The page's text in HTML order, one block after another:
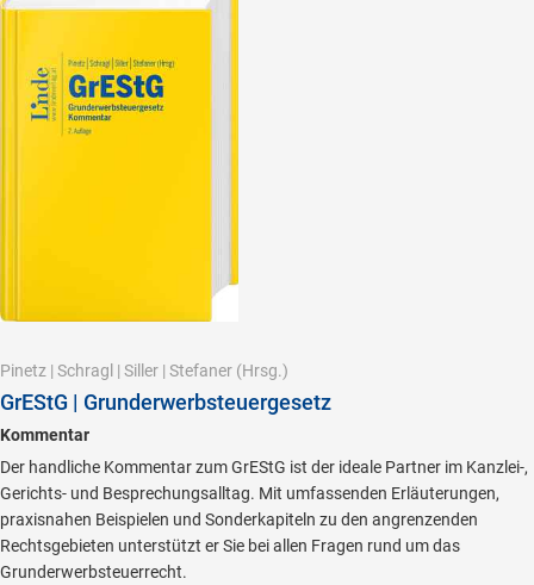
Pinetz | Schragl | Siller | Stefaner (Hrsg.)
GrEStG | Grunderwerbsteuergesetz
Kommentar
Der handliche Kommentar zum GrEStG ist der ideale Partner im Kanzlei-,
Gerichts- und Besprechungsalltag. Mit umfassenden Erläuterungen,
praxisnahen Beispielen und Sonderkapiteln zu den angrenzenden
Rechtsgebieten unterstützt er Sie bei allen Fragen rund um das
Grunderwerbsteuerrecht.